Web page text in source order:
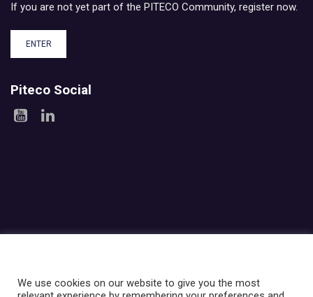
If you are not yet part of the PITECO Community, register now.
ENTER
Piteco Social
Investor relations
About Piteco Newsroom
We use cookies on our website to give you the most